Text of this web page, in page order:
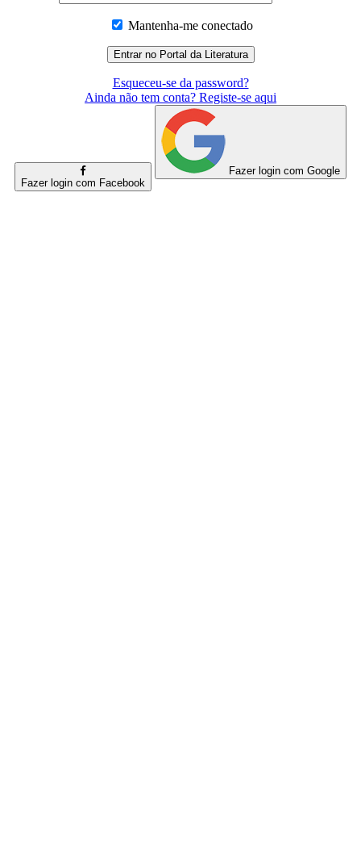
Mantenha-me conectado
Esqueceu-se da password?
Ainda não tem conta? Registe-se aqui
Fazer login com Facebook
Fazer login com Google